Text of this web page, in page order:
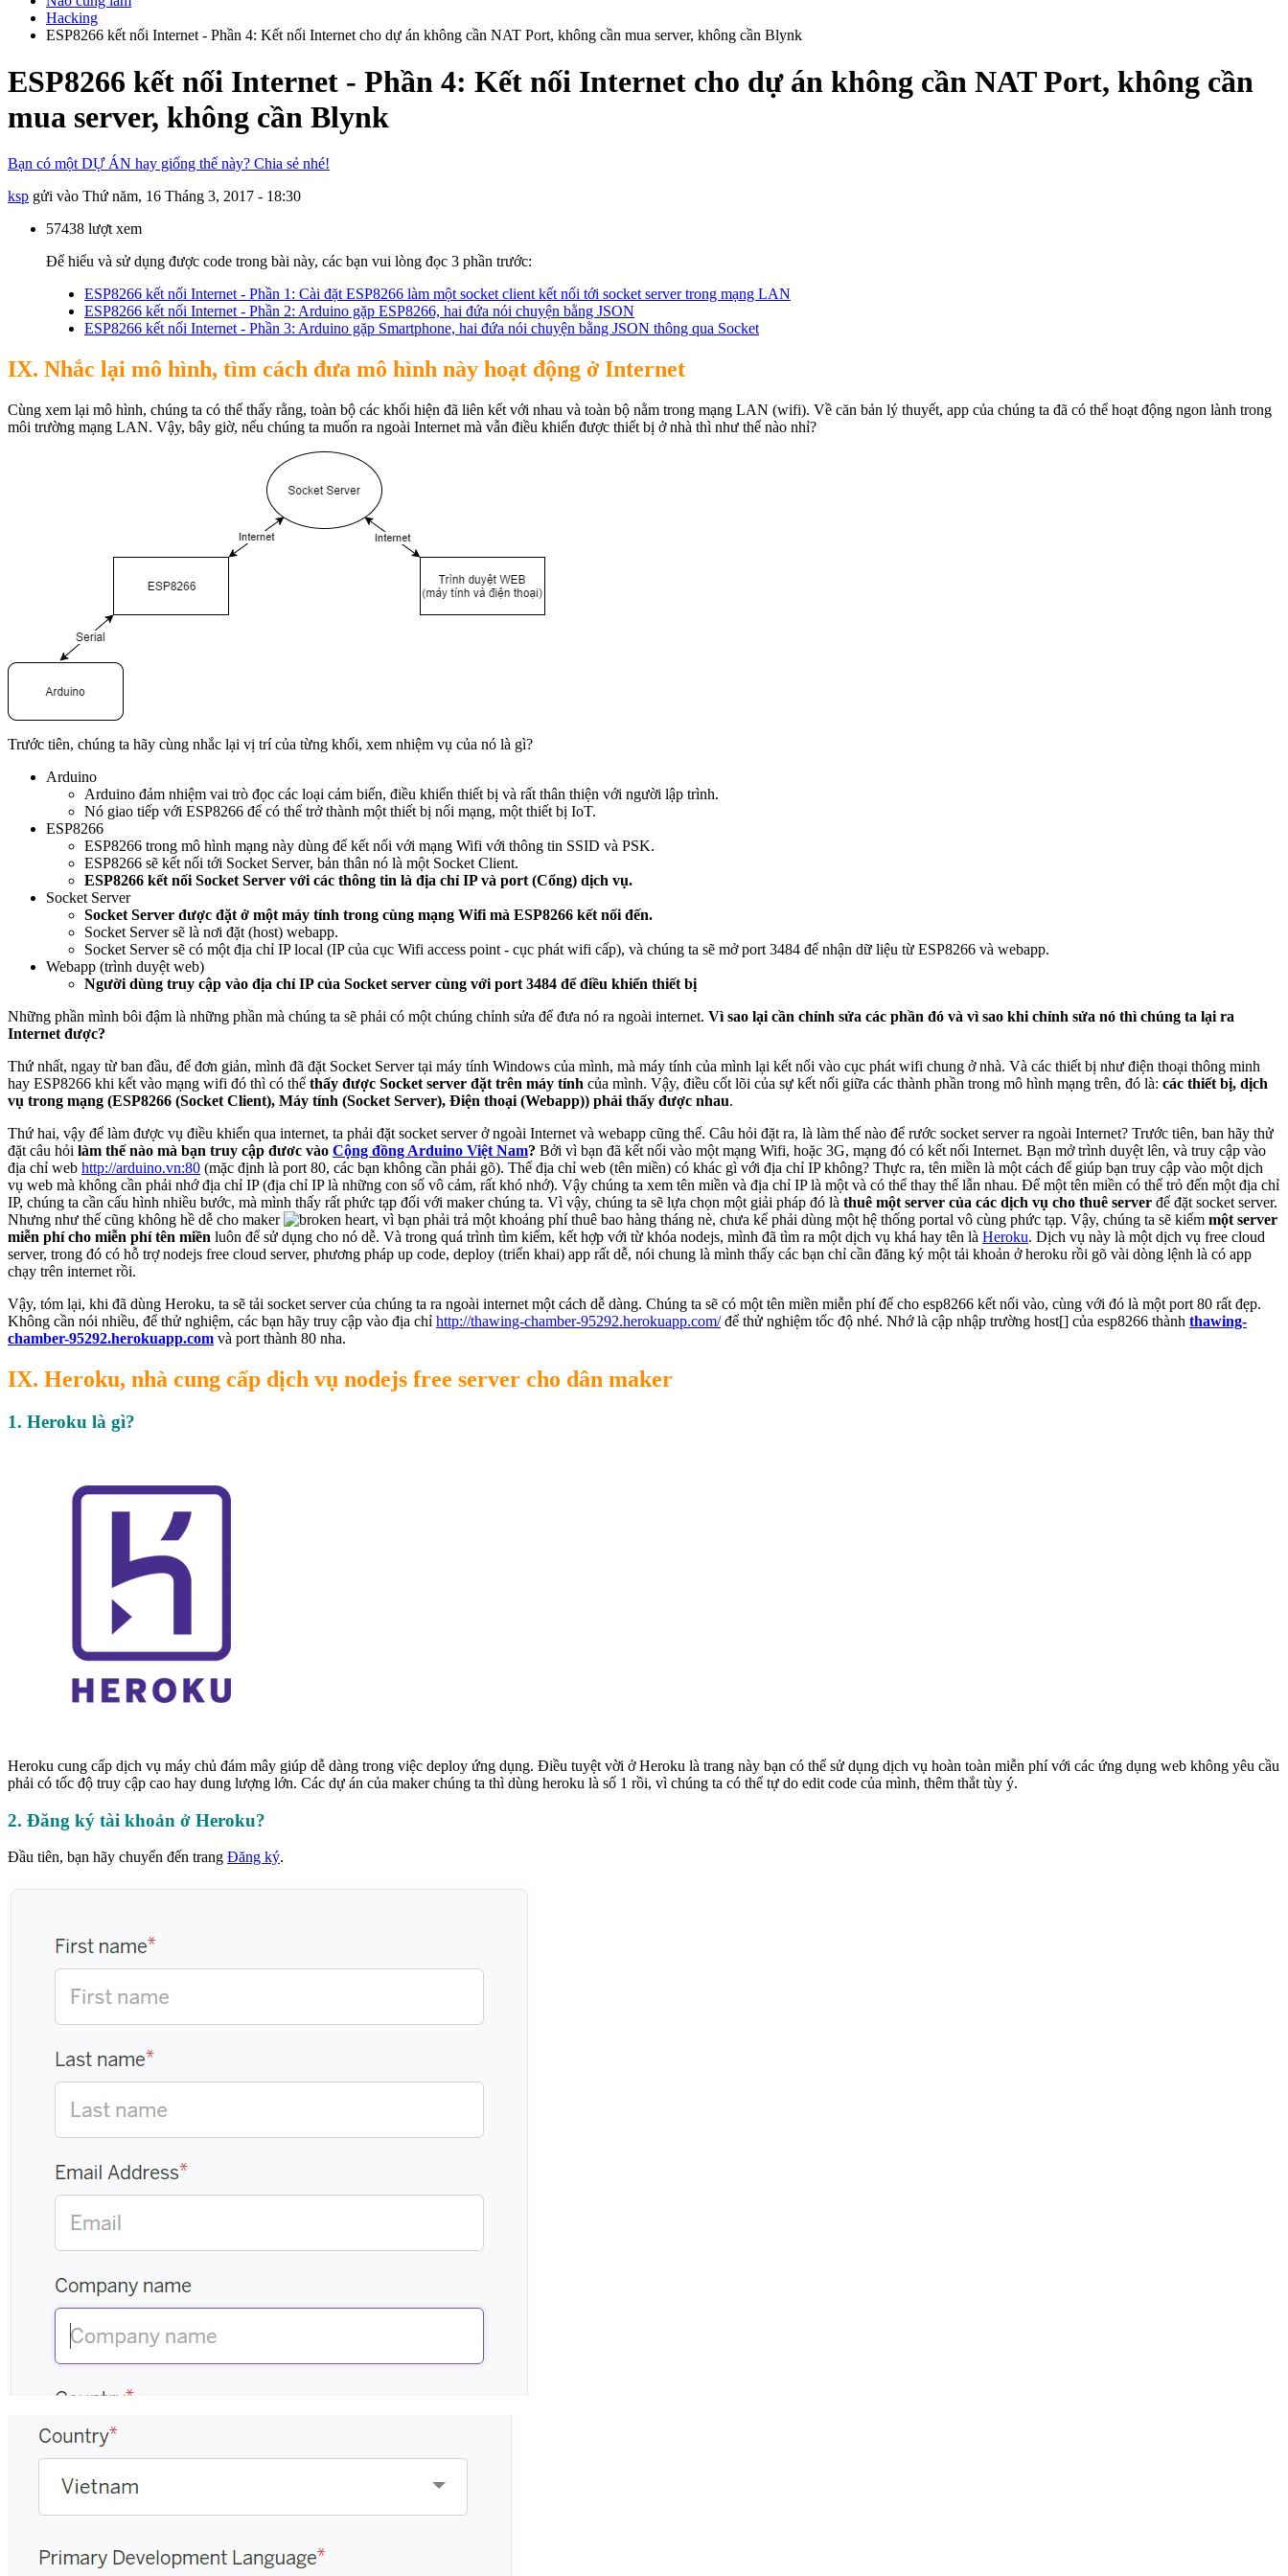
Hacking
ESP8266 kết nối Internet - Phần 4: Kết nối Internet cho dự án không cần NAT Port, không cần mua server, không cần Blynk
ESP8266 kết nối Internet - Phần 4: Kết nối Internet cho dự án không cần NAT Port, không cần
mua server, không cần Blynk
Bạn có một DỰ ÁN hay giống thế này? Chia sẻ nhé!
ksp gửi vào Thứ năm, 16 Tháng 3, 2017 - 18:30
57438 lượt xem
Để hiểu và sử dụng được code trong bài này, các bạn vui lòng đọc 3 phần trước:
ESP8266 kết nối Internet - Phần 1: Cài đặt ESP8266 làm một socket client kết nối tới socket server trong mạng LAN
ESP8266 kết nối Internet - Phần 2: Arduino gặp ESP8266, hai đứa nói chuyện bằng JSON
ESP8266 kết nối Internet - Phần 3: Arduino gặp Smartphone, hai đứa nói chuyện bằng JSON thông qua Socket
IX. Nhắc lại mô hình, tìm cách đưa mô hình này hoạt động ở Internet
Cùng xem lại mô hình, chúng ta có thể thấy rằng, toàn bộ các khối hiện đã liên kết với nhau và toàn bộ nằm trong mạng LAN (wifi). Về căn bản lý thuyết, app của chúng ta đã có thể hoạt động ngon lành trong
môi trường mạng LAN. Vậy, bây giờ, nếu chúng ta muốn ra ngoài Internet mà vẫn điều khiển được thiết bị ở nhà thì như thế nào nhỉ?
Trước tiên, chúng ta hãy cùng nhắc lại vị trí của từng khối, xem nhiệm vụ của nó là gì?
Arduino
Arduino đảm nhiệm vai trò đọc các loại cảm biến, điều khiển thiết bị và rất thân thiện với người lập trình.
Nó giao tiếp với ESP8266 để có thể trở thành một thiết bị nối mạng, một thiết bị IoT.
ESP8266
ESP8266 trong mô hình mạng này dùng để kết nối với mạng Wifi với thông tin SSID và PSK.
ESP8266 sẽ kết nối tới Socket Server, bản thân nó là một Socket Client.
ESP8266 kết nối Socket Server với các thông tin là địa chỉ IP và port (Cổng) dịch vụ.
Socket Server
Socket Server được đặt ở một máy tính trong cùng mạng Wifi mà ESP8266 kết nối đến.
Socket Server sẽ là nơi đặt (host) webapp.
Socket Server sẽ có một địa chỉ IP local (IP của cục Wifi access point - cục phát wifi cấp), và chúng ta sẽ mở port 3484 để nhận dữ liệu từ ESP8266 và webapp.
Webapp (trình duyệt web)
Người dùng truy cập vào địa chỉ IP của Socket server cùng với port 3484 để điều khiển thiết bị
Những phần mình bôi đậm là những phần mà chúng ta sẽ phải có một chúng chỉnh sửa để đưa nó ra ngoài internet. Vì sao lại cần chỉnh sửa các phần đó và vì sao khi chỉnh sửa nó thì chúng ta lại ra
Internet được?
Thứ nhất, ngay từ ban đầu, để đơn giản, mình đã đặt Socket Server tại máy tính Windows của mình, mà máy tính của mình lại kết nối vào cục phát wifi chung ở nhà. Và các thiết bị như điện thoại thông minh
hay ESP8266 khi kết vào mạng wifi đó thì có thể thấy được Socket server đặt trên máy tính của mình. Vậy, điều cốt lõi của sự kết nối giữa các thành phần trong mô hình mạng trên, đó là: các thiết bị, dịch
vụ trong mạng (ESP8266 (Socket Client), Máy tính (Socket Server), Điện thoại (Webapp)) phải thấy được nhau.
Thứ hai, vậy để làm được vụ điều khiển qua internet, ta phải đặt socket server ở ngoài Internet và webapp cũng thế. Câu hỏi đặt ra, là làm thế nào để rước socket server ra ngoài Internet? Trước tiên, ban hãy thử
đặt câu hỏi làm thế nào mà bạn truy cập đươc vào Cộng đồng Arduino Việt Nam? Bởi vì bạn đã kết nối vào một mạng Wifi, hoặc 3G, mạng đó có kết nối Internet. Bạn mở trình duyệt lên, và truy cập vào
địa chỉ web http://arduino.vn:80 (mặc định là port 80, các bạn không cần phải gõ). Thế địa chỉ web (tên miền) có khác gì với địa chỉ IP không? Thực ra, tên miền là một cách để giúp bạn truy cập vào một dịch
vụ web mà không cần phải nhớ địa chỉ IP (địa chỉ IP là những con số vô cảm, rất khó nhớ). Vậy chúng ta xem tên miền và địa chỉ IP là một và có thể thay thế lẫn nhau. Để một tên miền có thể trỏ đến một địa chỉ
IP, chúng ta cần cấu hình nhiều bước, mà mình thấy rất phức tạp đối với maker chúng ta. Vì vậy, chúng ta sẽ lựa chọn một giải pháp đó là thuê một server của các dịch vụ cho thuê server để đặt socket server.
Nhưng như thế cũng không hề dễ cho maker
, vì bạn phải trả một khoảng phí thuê bao hàng tháng nè, chưa kể phải dùng một hệ thống portal vô cùng phức tạp. Vậy, chúng ta sẽ kiếm một server
miễn phí cho miễn phí tên miền luôn để sử dụng cho nó dễ. Và trong quá trình tìm kiếm, kết hợp với từ khóa nodejs, mình đã tìm ra một dịch vụ khá hay tên là Heroku. Dịch vụ này là một dịch vụ free cloud
server, trong đó có hỗ trợ nodejs free cloud server, phương pháp up code, deploy (triển khai) app rất dễ, nói chung là mình thấy các bạn chỉ cần đăng ký một tải khoản ở heroku rồi gõ vài dòng lệnh là có app
chạy trên internet rồi.
Vậy, tóm lại, khi đã dùng Heroku, ta sẽ tải socket server của chúng ta ra ngoài internet một cách dễ dàng. Chúng ta sẽ có một tên miền miễn phí để cho esp8266 kết nối vào, cùng với đó là một port 80 rất đẹp.
Không cần nói nhiều, để thử nghiệm, các bạn hãy truy cập vào địa chỉ http://thawing-chamber-95292.herokuapp.com/để thử nghiệm tốc độ nhé. Nhớ là cập nhập trường host[] của esp8266 thành thawing-
chamber-95292.herokuapp.com và port thành 80 nha.
IX. Heroku, nhà cung cấp dịch vụ nodejs free server cho dân maker
1. Heroku là gì?
Heroku cung cấp dịch vụ máy chủ đám mây giúp dễ dàng trong việc deploy ứng dụng. Điều tuyệt vời ở Heroku là trang này bạn có thể sử dụng dịch vụ hoàn toàn miễn phí với các ứng dụng web không yêu cầu
phải có tốc độ truy cập cao hay dung lượng lớn. Các dự án của maker chúng ta thì dùng heroku là số 1 rồi, vì chúng ta có thể tự do edit code của mình, thêm thắt tùy ý.
2. Đăng ký tài khoản ở Heroku?
Đầu tiên, bạn hãy chuyển đến trang Đăng ký.